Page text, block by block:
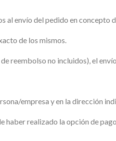
al envío del pedido en concepto
de los mismos.
reembolso no incluidos), el
empresa y en la dirección
haber realizado la opción de pago